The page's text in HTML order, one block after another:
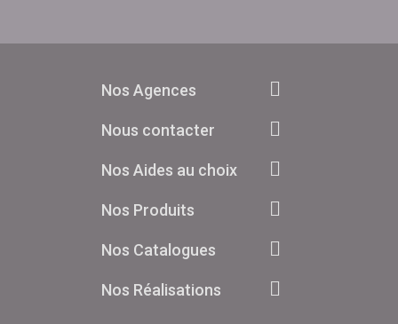
Nos Agences
Nous contacter
Nos Aides au choix
Nos Produits
Nos Catalogues
Nos Réalisations